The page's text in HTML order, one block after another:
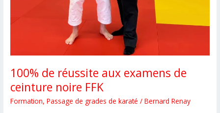
100% de réussite aux examens de
ceinture noire FFK
Formation,Passage de grades de karaté /Bernard Renay